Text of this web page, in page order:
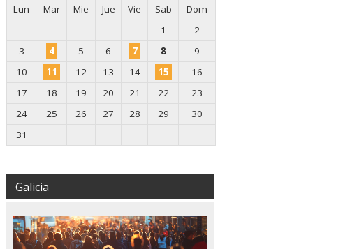
Lun
Mar Mie Jue Vie Sab
Dom
1
2
3
4 5 6 7 8
9
10
11 12 13 14 15
16
17
18 19 20 21 22
23
24
25 26 27 28 29
30
31
Galicia